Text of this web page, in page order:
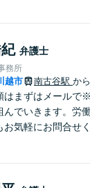
弁護士
務所
越市 南古谷駅 か
まずはメールで
んでいきます。労
気軽にお問合せく